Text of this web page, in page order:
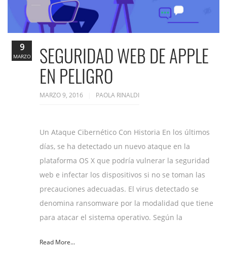
SEGURIDAD WEB DE APPLE
EN PELIGRO
MARZO 9, 2016 PAOLA RINALDI
Un Ataque Cibernético Con Historia En los últimos
días, se ha detectado un nuevo ataque en la
plataforma OS X que podría vulnerar la seguridad
web e infectar los dispositivos si no se toman las
precauciones adecuadas. El virus detectado se
denomina ransomware por la modalidad que tiene
para atacar el sistema operativo. Según la
Read More...
9
MARZO